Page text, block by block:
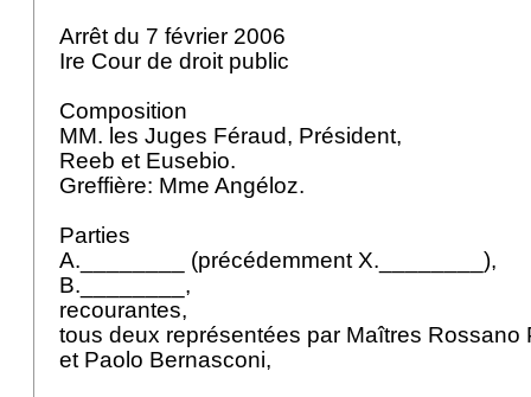
Arrêt du 7 février 2006
Ire Cour de droit public
Composition
MM. les Juges Féraud, Président,
Reeb et Eusebio.
Greffière: Mme Angéloz.
Parties
A.________ (précédemment X.________),
B.________,
recourantes,
tous deux représentées par Maîtres Rossano
et Paolo Bernasconi,